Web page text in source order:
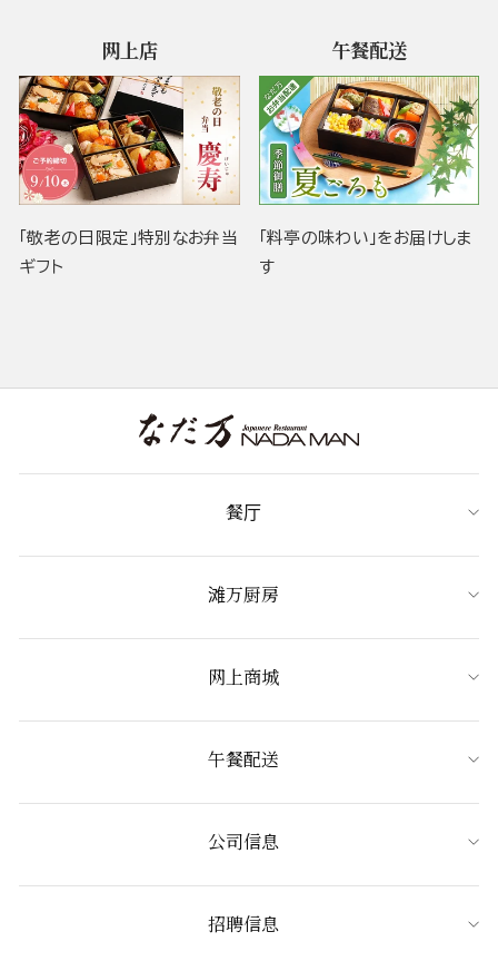
网上店
「敬老の日限定」特別なお弁当
ギフト
午餐配送
「料亭の味わい」をお届けしま
す
餐厅
滩万厨房
网上商城
午餐配送
公司信息
招聘信息